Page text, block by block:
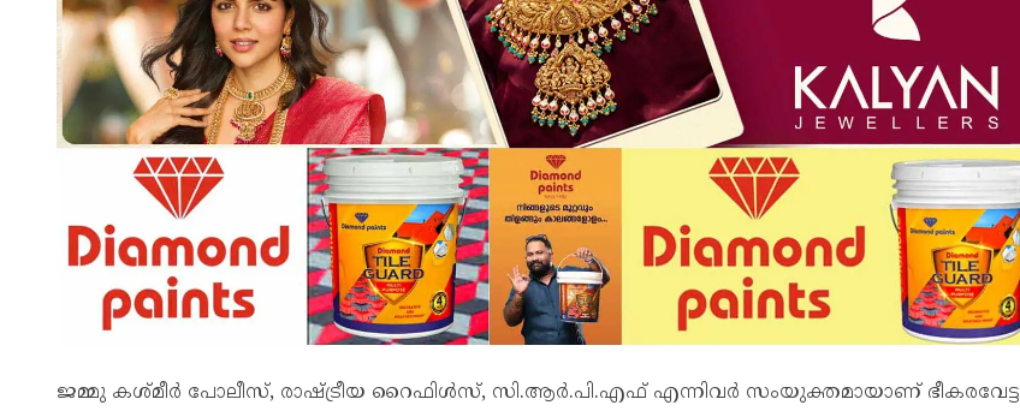
ജമ്മു കശ്മീർ പോലീസ്, രാഷ്ട്രീയ റൈഫിൾസ്, സി.ആർ.പി.എഫ് എന്നിവർ സംയുക്തമായാണ് ഭീകരവേട്ട